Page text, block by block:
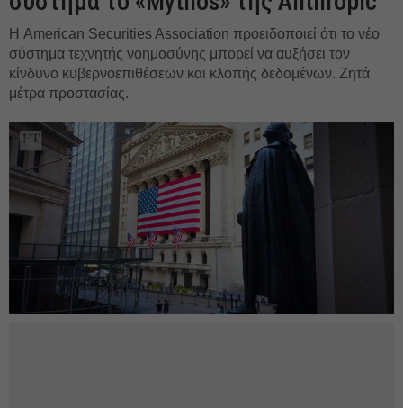
Η American Securities Association προειδοποιεί ότι το νέο
σύστημα τεχνητής νοημοσύνης μπορεί να αυξήσει τον
κίνδυνο κυβερνοεπιθέσεων και κλοπής δεδομένων. Ζητά
μέτρα προστασίας.